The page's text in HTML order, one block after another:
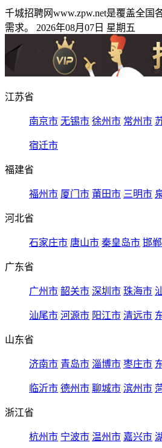
千城招聘网www.zpw.net是覆盖全
需求。 2026年08月07日 星期五
江苏省
南京市 无锡市 徐州市 常州市
宿迁市
福建省
福州市 厦门市 莆田市 三明市
河北省
石家庄市 唐山市 秦皇岛市 邯
广东省
广州市 韶关市 深圳市 珠海市
汕尾市 河源市 阳江市 清远市
山东省
济南市 青岛市 淄博市 枣庄市
临沂市 德州市 聊城市 滨州市
浙江省
杭州市 宁波市 温州市 嘉兴市